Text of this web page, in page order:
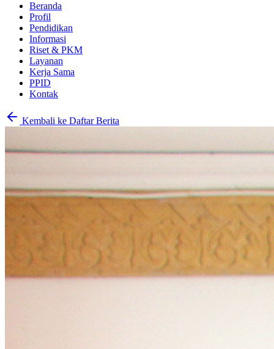
Beranda
Profil
Pendidikan
Informasi
Riset & PKM
Layanan
Kerja Sama
PPID
Kontak
Kembali ke Daftar Berita